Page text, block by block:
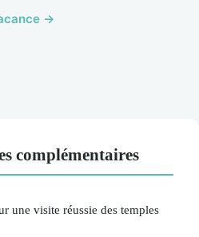
→
complémentaires
une visite réussie des temples